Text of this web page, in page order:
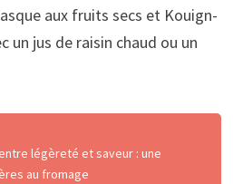
aux fruits secs et Kouign-
un jus de raisin chaud ou un
légèreté et saveur : une
au fromage